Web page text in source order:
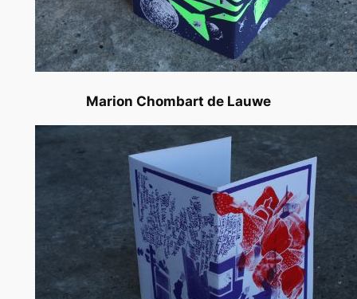
Marion Chombart de Lauwe